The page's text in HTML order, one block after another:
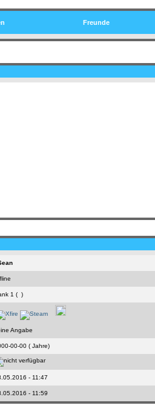
Freunde
1 ( )
Angabe
00-00 ( Jahre)
- 11:47
- 11:59